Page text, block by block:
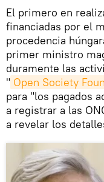
El primero en
financiadas por el
procedencia
primer ministro
duramente las
" Open Society
para "los pagados
a registrar a las
a revelar los